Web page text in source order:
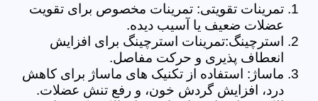
تمرینات تقویتی: تمرینات مخصوص برای تقویت
عضلات ضعیف یا آسیب دیده.
استرچینگ:تمرینات استرچینگ برای افزایش
انعطاف پذیری و حرکت مفاصل.
ماساژ: استفاده از تکنیک های ماساژ برای کاهش
درد، افزایش گردش خون، و رفع تنش عضلات.